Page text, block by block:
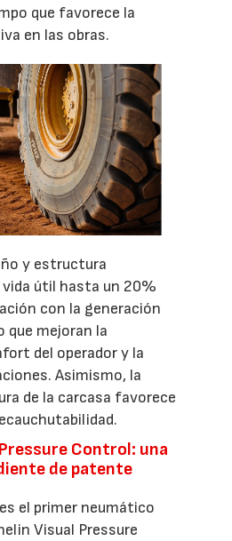
que favorece la
en las obras.
y estructura
útil hasta un 20%
con la generación
que mejoran la
del operador y la
Asimismo, la
de la carcasa favorece
Control: una
de patente
el primer neumático
Visual Pressure